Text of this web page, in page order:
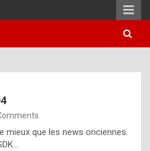
i
mieux que les news oriciennes.